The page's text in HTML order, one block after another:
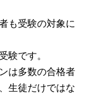
も受験の対象に
験です。
は多数の合格者
生徒だけではな